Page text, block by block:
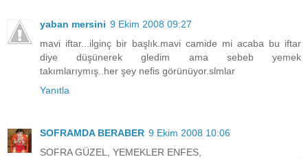
yaban mersini 9 Ekim 2008 09:27
mavi iftar...ilginç bir başlık.mavi camide mi acaba bu iftar
diye düşünerek gledim ama sebeb yemek
takımlarıymış..her şey nefis görünüyor.slmlar
Yanıtla
SOFRAMDA BERABER 9 Ekim 2008 10:06
SOFRA GÜZEL, YEMEKLER ENFES,